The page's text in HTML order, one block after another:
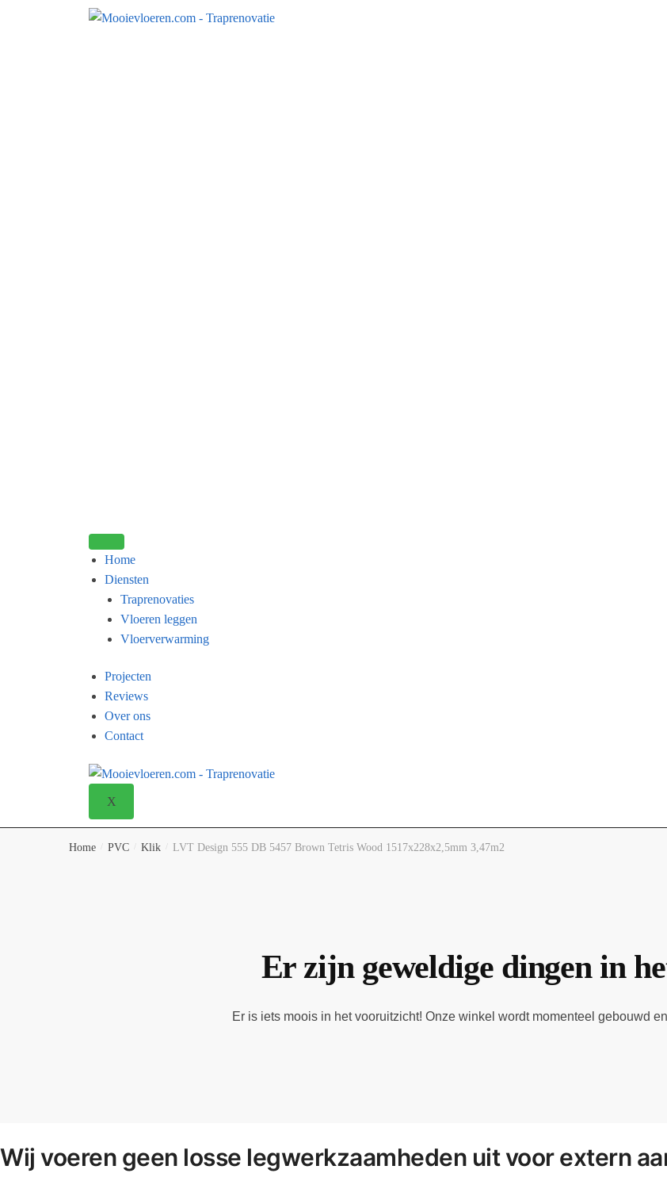
Home
Diensten
Traprenovaties
Vloeren leggen
Vloerverwarming
Projecten
Reviews
Over ons
Contact
X
Home PVC Klik LVT Design 555 DB 5457 Brown Tetris Wood 1517x228x2,5mm 3,47m2
Er zijn geweldige dingen in
Er is iets moois in het vooruitzicht! Onze winkel wordt momenteel gebouwd
Wij voeren geen losse legwerkzaamheden uit voor extern